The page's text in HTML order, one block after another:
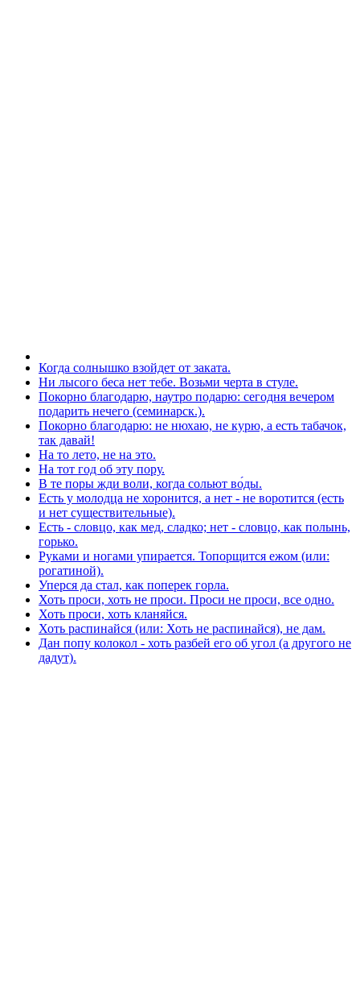
Когда солнышко взойдет от заката.
Ни лысого беса нет тебе. Возьми черта в стуле.
Покорно благодарю, наутро подарю: сегодня вечером
подарить нечего (семинарск.).
Покорно благодарю: не нюхаю, не курю, а есть табачок,
так давай!
На то лето, не на это.
На тот год об эту пору.
В те поры жди воли, когда сольют во́ды.
Есть у молодца не хоронится, а нет - не воротится (есть
и нет существительные).
Есть - словцо, как мед, сладко; нет - словцо, как полынь,
горько.
Руками и ногами упирается. Топорщится ежом (или:
рогатиной).
Уперся да стал, как поперек горла.
Хоть проси, хоть не проси. Проси не проси, все одно.
Хоть проси, хоть кланяйся.
Хоть распинайся (или: Хоть не распинайся), не дам.
Дан попу колокол - хоть разбей его об угол (а другого не
дадут).